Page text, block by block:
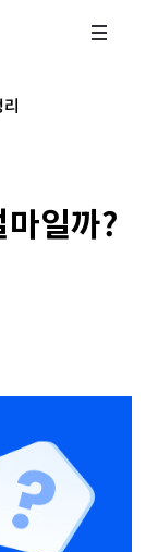
일까?